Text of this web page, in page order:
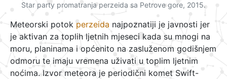
Star party promatranja perzeida sa Petrove gore, 2015.
Meteorski potok perzeida najpoznatiji je javnosti jer
je aktivan za toplih ljetnih mjeseci kada su mnogi na
moru, planinama i općenito na zasluženom godišnjem
odmoru te imaju vremena uživati u toplim ljetnim
noćima. Izvor meteora je periodični komet Swift-